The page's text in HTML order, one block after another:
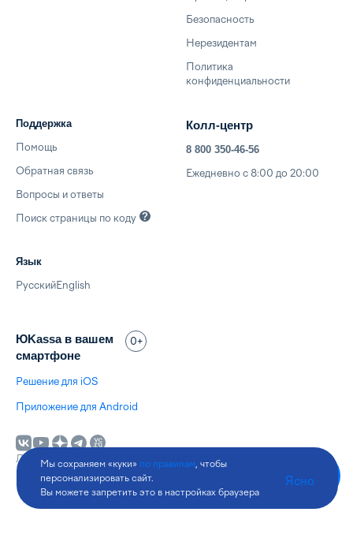
Безопасность
Нерезидентам
Политика
конфиденциальности
Поддержка
Помощь
Обратная связь
Вопросы и ответы
Поиск страницы по коду
Колл-центр
8 800 350-46-56
Ежедневно с 8:00 до 20:00
Язык
РусскийEnglish
ЮKassa в вашем
смартфоне
0+
Решение для iOS
Приложение для Android
Лицензия Банка России № 3510-К
© 2026 ООО НКО «
ЮМани
Мы сохраняем «куки» по правилам, чтобы
персонализировать сайт.
Вы можете запретить это в настройках браузера
Ясно